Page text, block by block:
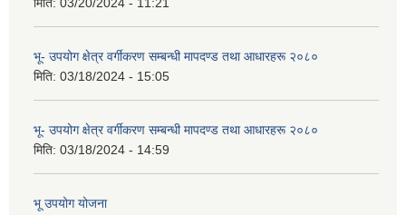
मिति: 03/20/2024 - 11:21
भू- उपयोग क्षेत्र वर्गीकरण सम्बन्धी मापदण्ड तथा आधारहरू २०८०
मिति: 03/18/2024 - 15:05
भू- उपयोग क्षेत्र वर्गीकरण सम्बन्धी मापदण्ड तथा आधारहरू २०८०
मिति: 03/18/2024 - 14:59
भू उपयोग योजना